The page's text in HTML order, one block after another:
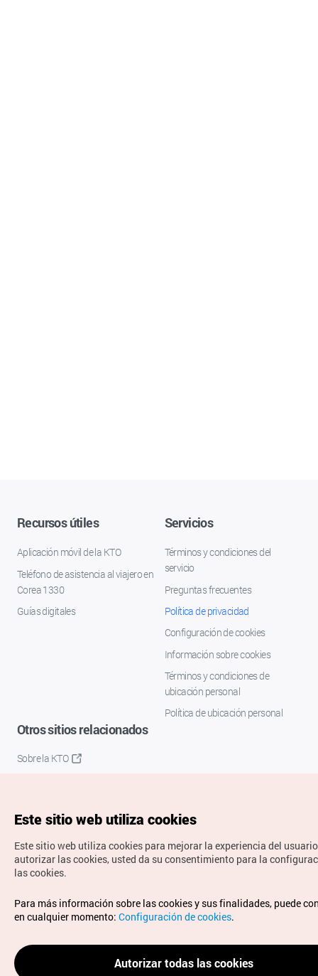
Recursos útiles
Aplicación móvil de la KTO
Teléfono de asistencia al viajero en
Corea 1330
Guías digitales
Servicios
Términos y condiciones del
servicio
Preguntas frecuentes
Política de privacidad
Configuración de cookies
Información sobre cookies
Términos y condiciones de
ubicación personal
Política de ubicación personal
Otros sitios relacionados
Sobre la KTO
Copyrights © Organización de Turismo de Corea. Todos los
derechos reservados.
Para informes de errores y cuestiones relacionadas con el
sitio web, dirija sus consultas al correoelectrónico oficial:
spanish@knto.or.kr
Este sitio web utiliza cookies
Este sitio web utiliza cookies para mejorar la experiencia del
autorizar las cookies, usted da su consentimiento para la
las cookies.
Para más información sobre las cookies y sus finalidades, puede
en cualquier momento: Configuración de cookies.
Autorizar todas las cookies